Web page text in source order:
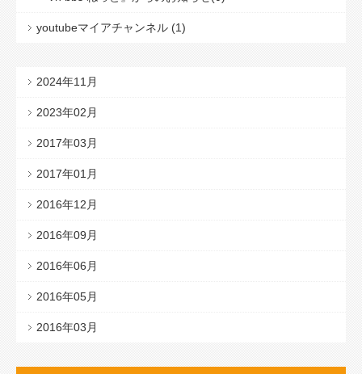
youtubeマイアチャンネル (1)
2024年11月
2023年02月
2017年03月
2017年01月
2016年12月
2016年09月
2016年06月
2016年05月
2016年03月